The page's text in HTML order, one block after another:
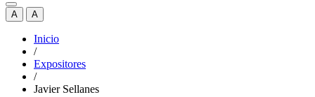
A A
Inicio
/
Expositores
/
Javier Sellanes